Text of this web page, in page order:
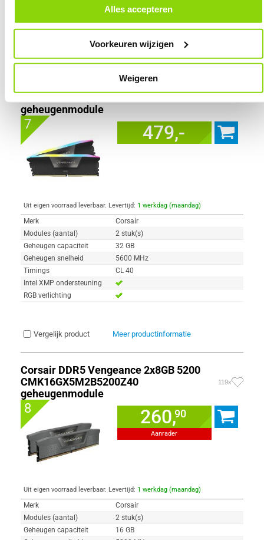
door in de footer van onze website te klikken op ‘Cookievoorkeuren’
Alles accepteren
Voorkeuren wijzigen
Weigeren
AMD EXPO ondersteuning
Meer productinformatie
Corsair DDR5 Vengeance RGB 2x16GB
5600 CMH32GX5M2B5600C40K
geheugenmodule
7 479,-
Uit eigen voorraad leverbaar. Levertijd: 1 werkdag (maandag)
Merk
Corsair
Modules (aantal)
2 stuk(s)
Geheugen capaciteit
32 GB
Geheugen snelheid
5600 MHz
Timings
CL 40
Intel XMP ondersteuning
RGB verlichting
Vergelijk product Meer productinformatie
Corsair DDR5 Vengeance 2x8GB 5200
CMK16GX5M2B5200Z40
geheugenmodule
119x
8 260,90
Aanrader
Uit eigen voorraad leverbaar. Levertijd: 1 werkdag (maandag)
Merk
Corsair
Modules (aantal)
2 stuk(s)
Geheugen capaciteit
16 GB